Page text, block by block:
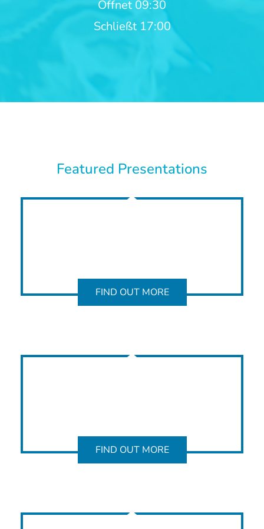
Öffnet 09:30
Schließt 17:00
Featured Presentations
FIND OUT MORE
FIND OUT MORE